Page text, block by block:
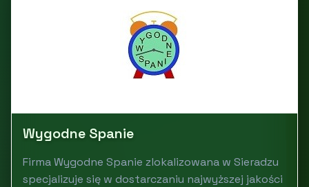
Wygodne Spanie
Firma Wygodne Spanie zlokalizowana w Sieradzu
specjalizuje się w dostarczaniu najwyższej jakości